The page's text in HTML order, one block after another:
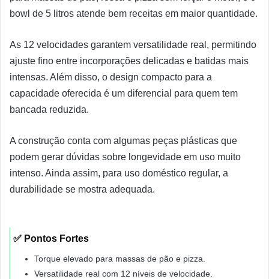
bowl de 5 litros atende bem receitas em maior quantidade.
As 12 velocidades garantem versatilidade real, permitindo
ajuste fino entre incorporações delicadas e batidas mais
intensas. Além disso, o design compacto para a
capacidade oferecida é um diferencial para quem tem
bancada reduzida.
A construção conta com algumas peças plásticas que
podem gerar dúvidas sobre longevidade em uso muito
intenso. Ainda assim, para uso doméstico regular, a
durabilidade se mostra adequada.
✅ Pontos Fortes
Torque elevado para massas de pão e pizza.
Versatilidade real com 12 níveis de velocidade.